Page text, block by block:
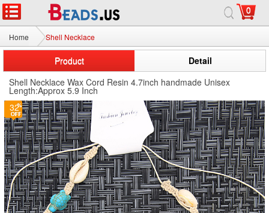
0
Home Shell Necklace
Product
Detail
Shell Necklace Wax Cord Resin 4.7inch handmade Unisex
Length:Approx 5.9 Inch
32